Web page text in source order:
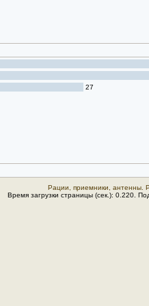
27
Рации, приемники, антенны.
Время загрузки страницы (сек.): 0.220.